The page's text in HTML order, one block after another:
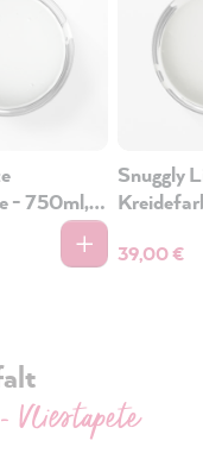
- 750ml,
Snuggly
39,00 €